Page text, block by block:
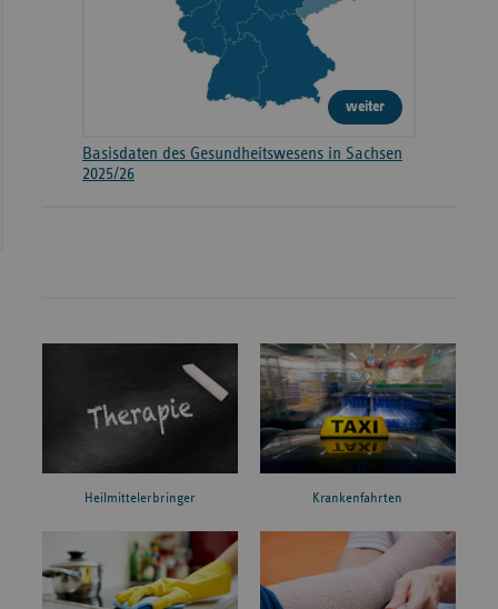
weiter
Basisdaten des Gesundheitswesens in Sachsen
2025/26
Heilmittelerbringer Krankenfahrten